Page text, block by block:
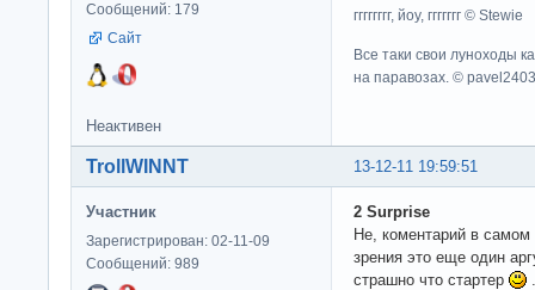
Сообщений: 179
Сайт
гггггггг, йоу, ггггггг © Stewie
Все таки свои луноходы
на паравозах. © pavel2403
Неактивен
13-12-11 19:59:51
TrollWINNT
Участник
Зарегистрирован: 02-11-09
Сообщений: 989
2 Surprise
Не, коментарий в
зрения это еще один
страшно что стартер